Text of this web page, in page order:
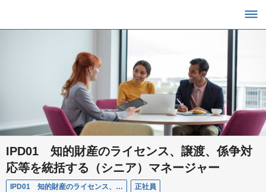
IPD01 知的財産のライセンス、譲渡、係争対
応等を統括する（シニア）マネージャー
IPD01 知的財産のライセンス、譲渡、係争対応等を統括する（シニア）マネージャー 正社員